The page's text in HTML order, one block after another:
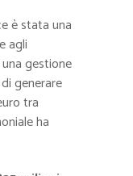
è stata una
agli
gestione
generare
tra
ha